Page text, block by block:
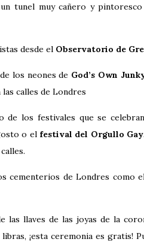
tunel muy cañero y
desde el Observatorio de
los neones de God’s Own
calles de Londres
de los festivales que se
o el festival del Orgullo Gay
cementerios de Londres como
las llaves de las joyas de la
¡esta ceremonia es gratis!